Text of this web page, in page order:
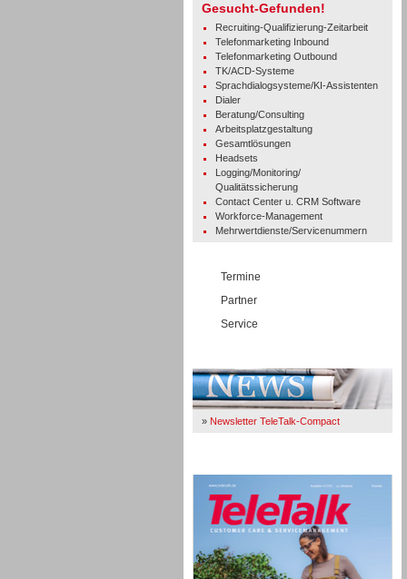
Gesucht-Gefunden!
Recruiting-Qualifizierung-Zeitarbeit
Telefonmarketing Inbound
Telefonmarketing Outbound
TK/ACD-Systeme
Sprachdialogsysteme/KI-Assistenten
Dialer
Beratung/Consulting
Arbeitsplatzgestaltung
Gesamtlösungen
Headsets
Logging/Monitoring/
Qualitätssicherung
Contact Center u. CRM Software
Workforce-Management
Mehrwertdienste/Servicenummern
Termine
Partner
Service
» Newsletter TeleTalk-Compact